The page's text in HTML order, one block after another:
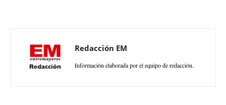
Redacción EM
Información elaborada por el equipo de redacción.